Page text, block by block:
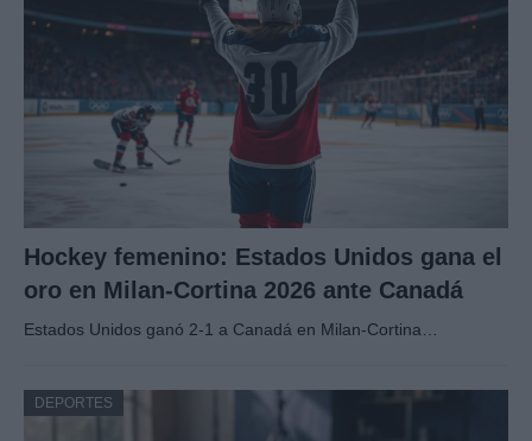
Hockey femenino: Estados Unidos gana el
oro en Milan-Cortina 2026 ante Canadá
Estados Unidos ganó 2-1 a Canadá en Milan-Cortina…
DEPORTES